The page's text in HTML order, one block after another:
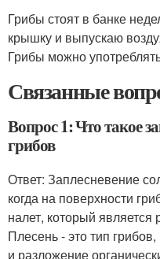
Грибы стоят в банке
крышку и выпускаю
Грибы можно
Связанные
Вопрос 1: Что такое
грибов
Ответ: Заплесневение
когда на поверхности
налет, который является
Плесень - это тип
и разложение